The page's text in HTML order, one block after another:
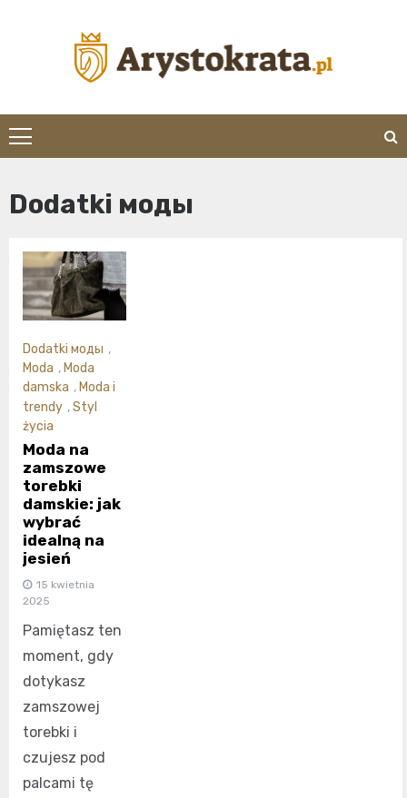
arystokrata.pl
Dodatki моды
Dodatki моды ,
Moda , Moda
damska , Moda i
trendy ,Styl
życia
Moda na
zamszowe
torebki
damskie: jak
wybrać
idealną na
jesień
15 kwietnia
2025
Pamiętasz ten
moment, gdy
dotykasz
zamszowej
torebki i
czujesz pod
palcami tę